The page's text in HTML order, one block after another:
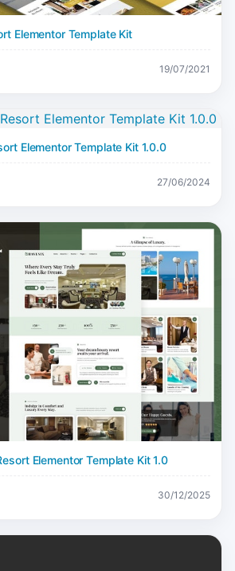
Elementor Template Kit
19/07/2021
Elementor Template Kit 1.0.0
27/06/2024
Elementor Template Kit 1.0
30/12/2025